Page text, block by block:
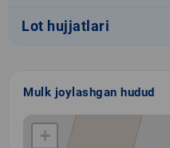
Lot hujjatlari
Mulk joylashgan hudud
+